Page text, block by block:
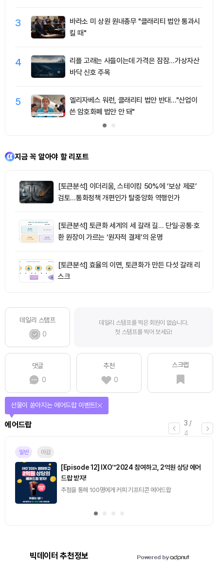
3
바라소 미 상원 원내총무 "클래리티 법안 통과시
킬 때"
4
리플 고래는 사들이는데 가격은 잠잠…가상자산
바닥 신호 주목
5
엘리자베스 워런, 클래리티 법안 반대…"산업이
쓴 암호화폐 법안 안 돼"
지금 꼭 알아야 할 리포트
[토큰분석] 이더리움, 스테이킹 50%에 ‘보상 제로’
검토…통화정책 개편인가 탈중앙화 역행인가
[토큰분석] 토큰화 세계의 세 갈래 길… 단일·공통·호
환 원장이 가르는 ‘원자적 결제’의 운명
[토큰분석] 효율의 이면, 토큰화가 만든 다섯 갈래 리
스크
데일리 스탬프
0
데일리 스탬프를 찍은 회원이 없습니다.
첫 스탬프를 찍어 보세요!
댓글
0
추천
0
스크랩
3 /
4
에어드랍
선물이 쏟아지는 에어드랍 이벤트!
일반 마감
[Episode 12] IXO™2024 참여하고, 2억원 상당 에어
드랍 받자!
추첨을 통해 100명에게 커피 기프티콘 에어드랍
빅데이터 추천정보